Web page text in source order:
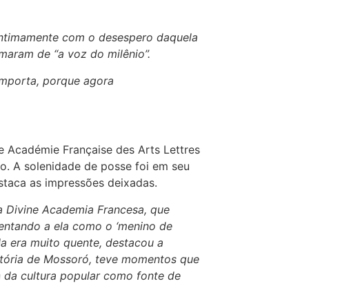
com o desespero daquela
de “a voz do milênio”.
porque agora
Académie Française des Arts Lettres
A solenidade de posse foi em seu
as impressões deixadas.
Academia Francesa, que
a ela como o ‘menino de
era muito quente, destacou a
de Mossoró, teve momentos que
da cultura popular como fonte de